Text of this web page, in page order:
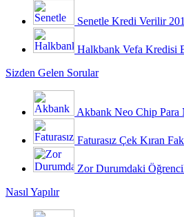
Senetle Kredi Verilir
Halkbank Vefa Kredisi
Sizden Gelen Sorular
Akbank Neo Chip Para
Faturasız Çek Kıran
Zor Durumdaki
Nasıl Yapılır